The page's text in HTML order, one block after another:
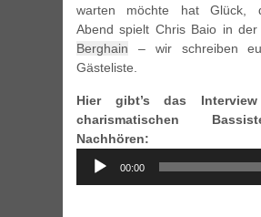
warten möchte hat Glück,
Abend spielt Chris Baio in der
Berghain – wir schreiben
Gästeliste.
Hier gibt’s das
charismatischen
Nachhören:
Audio
Player
00:00